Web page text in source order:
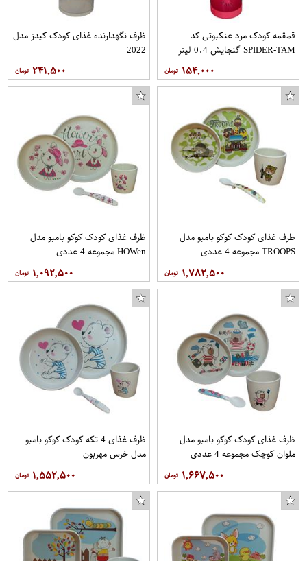
قمقمه کودک مرد عنکبوتی کد
SPIDER-TAM گنجایش 0.4 لیتر
۱۵۴,۰۰۰
ظرف نگهدارنده غذای کودک کیدز مدل
2022
۲۴۱,۵۰۰
ظرف غذای کودک کوکو بامبو مدل
TROOPS مجموعه 4 عددی
۱,۷۸۲,۵۰۰
ظرف غذای کودک کوکو بامبو مدل
HOWen مجموعه 4 عددی
۱,۰۹۲,۵۰۰
ظرف غذای کودک کوکو بامبو مدل
ملوان کوچک مجموعه 4 عددی
۱,۶۶۷,۵۰۰
ظرف غذای 4 تکه کودک کوکو بامبو
مدل خرس مهربون
۱,۵۵۲,۵۰۰